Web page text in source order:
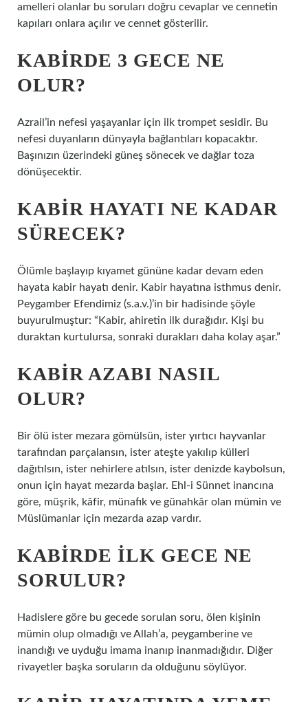
amelleri olanlar bu soruları doğru cevaplar ve cennetin
kapıları onlara açılır ve cennet gösterilir.
KABIRDE 3 GECE NE
OLUR?
Azrail’in nefesi yaşayanlar için ilk trompet sesidir. Bu
nefesi duyanların dünyayla bağlantıları kopacaktır.
Başınızın üzerindeki güneş sönecek ve dağlar toza
dönüşecektir.
KABIR HAYATI NE KADAR
SÜRECEK?
Ölümle başlayıp kıyamet gününe kadar devam eden
hayata kabir hayatı denir. Kabir hayatına isthmus denir.
Peygamber Efendimiz (s.a.v.)’in bir hadisinde şöyle
buyurulmuştur: “Kabir, ahiretin ilk durağıdır. Kişi bu
duraktan kurtulursa, sonraki durakları daha kolay aşar.”
KABIR AZABI NASIL
OLUR?
Bir ölü ister mezara gömülsün, ister yırtıcı hayvanlar
tarafından parçalansın, ister ateşte yakılıp külleri
dağıtılsın, ister nehirlere atılsın, ister denizde kaybolsun,
onun için hayat mezarda başlar. Ehl-i Sünnet inancına
göre, müşrik, kâfir, münafık ve günahkâr olan mümin ve
Müslümanlar için mezarda azap vardır.
KABIRDE ILK GECE NE
SORULUR?
Hadislere göre bu gecede sorulan soru, ölen kişinin
mümin olup olmadığı ve Allah’a, peygamberine ve
inandığı ve uyduğu imama inanıp inanmadığıdır. Diğer
rivayetler başka soruların da olduğunu söylüyor.